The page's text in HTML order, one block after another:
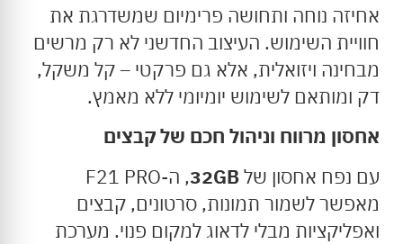
אחיזה נוחה ותחושה פרימיום שמשדרגת את
חוויית השימוש. העיצוב החדשני לא רק מרשים
מבחינה ויזואלית, אלא גם פרקטי – קל משקל,
דק ומותאם לשימוש יומיומי ללא מאמץ.
אחסון מרווח וניהול חכם שלקבצים
עם נפח אחסון של32GB
, ה-F21 PRO
מאפשר לשמור תמונות, סרטונים, קבצים
ואפליקציות מבלי לדאוג למקום פנוי. מערכת